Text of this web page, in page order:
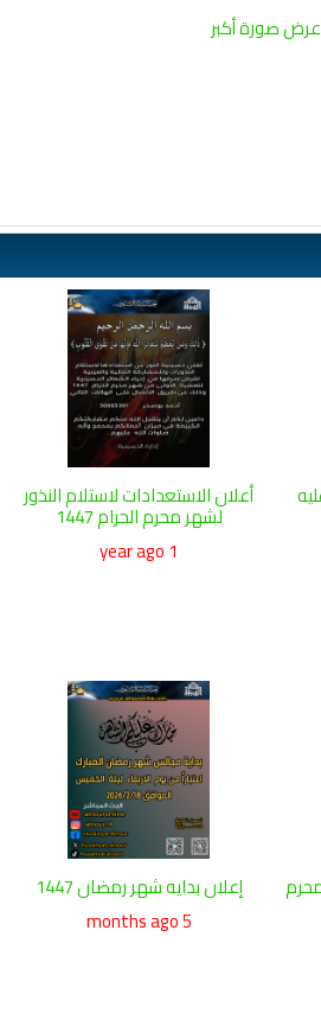
عرض صورة أكبر
أعلان الاستعدادات لاستلام النذور
لشهر محرم الحرام 1447
1 year ago
إعلان بدايه شهر رمضان 1447
5 months ago